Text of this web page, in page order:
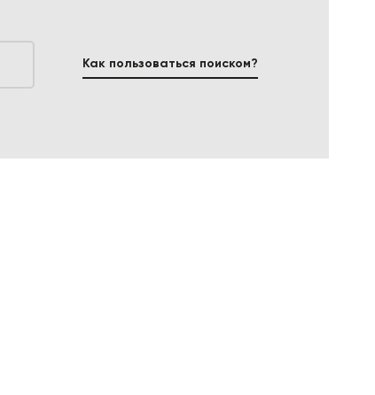
Как пользоваться поиском?